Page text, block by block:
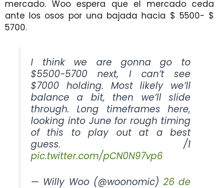
mercado. Woo espera que el mercado ceda
ante los osos por una bajada hacia $ 5500- $
5700.
I think we are gonna go to
$5500-5700 next, I can’t see
$7000 holding. Most likely we’ll
balance a bit, then we’ll slide
through. Long timeframes here,
looking into June for rough timing
of this to play out at a best
guess. /1
pic.twitter.com/pCN0N97vp6
— Willy Woo (@woonomic) 26 de